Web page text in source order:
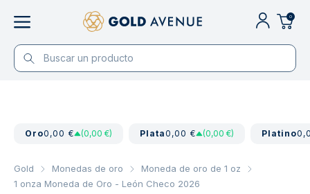
0
Oro0,00 € (0,00 €) Plata0,00 € (0,00 €) Platino
Gold Monedas de oro
Moneda de oro de 1 oz
1 onza Moneda de Oro - León Checo 2026